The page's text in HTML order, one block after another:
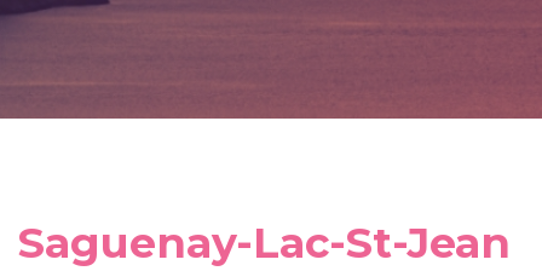
Saguenay-Lac-St-Jean